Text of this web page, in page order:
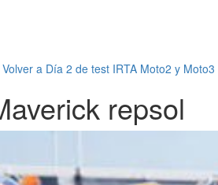
Volver a Día 2 de test IRTA Moto2 y
repsol